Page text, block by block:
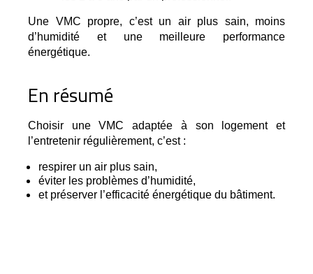
Une VMC propre, c’est un air plus sain, moins
d’humidité et une meilleure performance
énergétique.
En résumé
Choisir une VMC adaptée à son logement et
l’entretenir régulièrement, c’est :
respirer un air plus sain,
éviter les problèmes d’humidité,
et préserver l’efficacité énergétique du bâtiment.